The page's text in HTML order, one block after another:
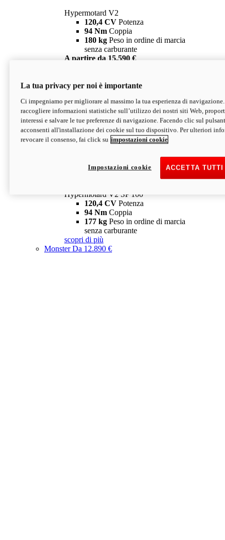
Hypermotard V2
120,4 CV Potenza
94 Nm Coppia
180 kg Peso in ordine di marcia
senza carburante
A partire da 15.590 €
V2 SP
Hypermotard V2 SP
120,4 CVPotenza
94 NmCoppia
177 kgPeso in ordine di marcia
senza carburante
Depotenziata 35 kW: 18.890 € i
configura scopri di più
Hypermotard V2 SP 100
120,4 CV Potenza
94 Nm Coppia
177 kg Peso in ordine di marcia
senza carburante
scopri di più
MonsterDa 12.890 €
La tua privacy per noi è importante
Ci impegniamo per migliorare al massimo la tua esperienza di
raccogliere informazioni statistiche sull’utilizzo dei nostri siti Web,
interessi e salvare le tue preferenze di navigazione. Facendo clic sul
acconsenti all'installazione dei cookie sul tuo dispositivo. Per ulteriori
revocare il consenso, fai click su impostazioni cookie
ACCETTA
Impostazioni cookie